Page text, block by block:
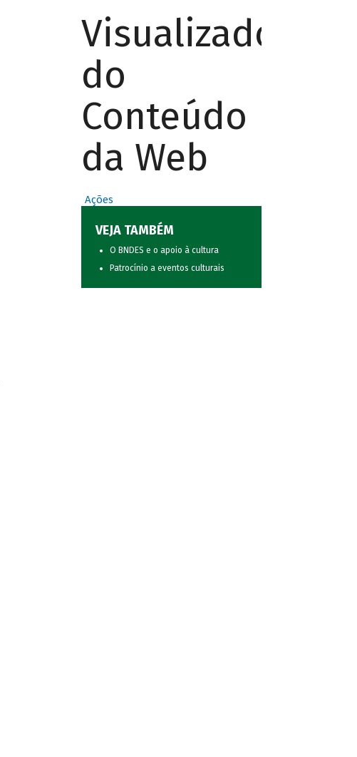
Visualizador
do
Conteúdo
da Web
Ações
VEJA TAMBÉM
O BNDES e o apoio à cultura
Patrocínio a eventos culturais